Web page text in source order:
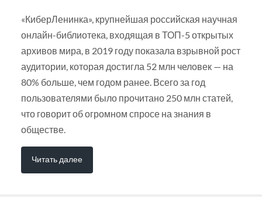
«КиберЛенинка», крупнейшая российская научная
онлайн-библиотека, входящая в ТОП-5 открытых
архивов мира, в 2019 году показала взрывной рост
аудитории, которая достигла 52 млн человек — на
80% больше, чем годом ранее. Всего за год
пользователями было прочитано 250 млн статей,
что говорит об огромном спросе на знания в
обществе.
Читать далее